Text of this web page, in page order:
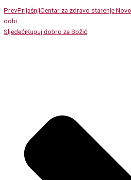
PrevPrijašnjiCentar za zdravo starenje
dobi
SljedećiKupuj dobro za Božić